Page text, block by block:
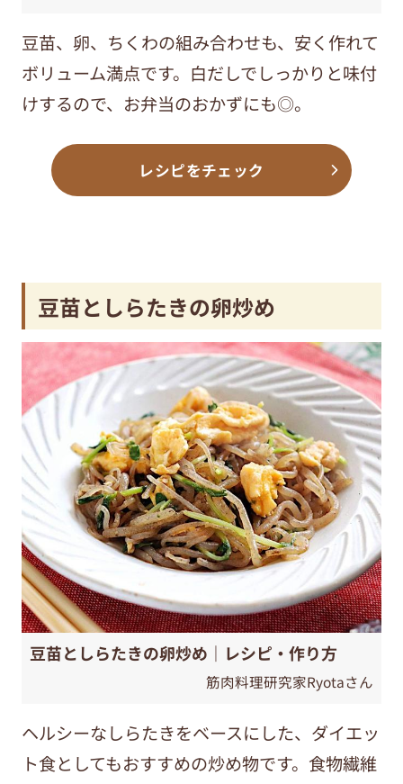
豆苗、卵、ちくわの組み合わせも、安く作れて
ボリューム満点です。白だしでしっかりと味付
けするので、お弁当のおかずにも◎。
レシピをチェック
豆苗としらたきの卵炒め
豆苗としらたきの卵炒め｜レシピ・作り方
筋肉料理研究家Ryotaさん
ヘルシーなしらたきをベースにした、ダイエッ
ト食としてもおすすめの炒め物です。食物繊維